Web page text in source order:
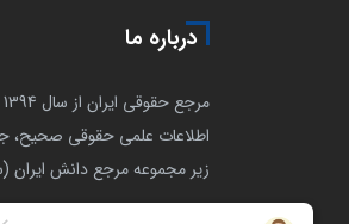
درباره ما
اطلاعات علمی حقوقی صحیح،
زیر مجموعه مرجع دانش ایران